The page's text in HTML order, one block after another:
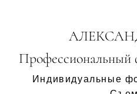
Профессиональный
Индивидуальные